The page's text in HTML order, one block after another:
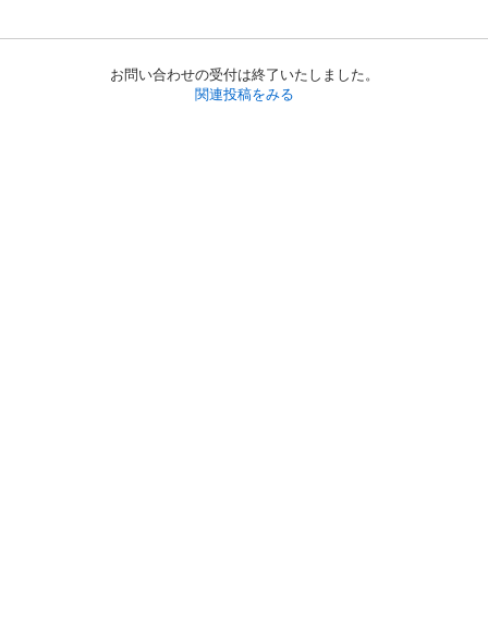
お問い合わせの受付は終了いたしました。
関連投稿をみる